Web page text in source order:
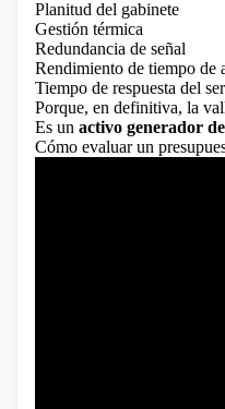
Planitud del gabinete
Gestión térmica
Redundancia de señal
Rendimiento de tiempo de
Tiempo de respuesta del
Porque, en definitiva, la
Es un activo generador
Cómo evaluar un